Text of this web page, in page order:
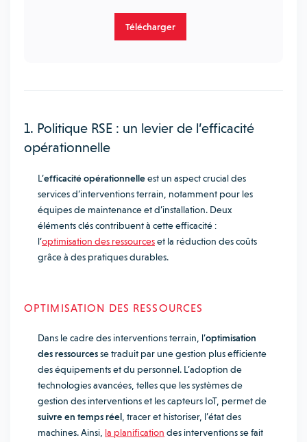
Télécharger
1. Politique RSE : un levier de l’efficacité
opérationnelle
L’efficacité opérationnelleest un aspect crucial des
services d’interventions terrain, notamment pour les
équipes de maintenance et d’installation. Deux
éléments clés contribuent à cette efficacité :
l’optimisation des ressourceset la réduction des coûts
grâce à des pratiques durables.
OPTIMISATION DES RESSOURCES
Dans le cadre des interventions terrain, l’optimisation
des ressourcesse traduit par une gestion plus efficiente
des équipements et du personnel. L’adoption de
technologies avancées, telles que les systèmes de
gestion des interventions et les capteurs IoT, permet de
suivre en temps réel , tracer et historiser, l’état des
machines. Ainsi, la planification des interventions se fait